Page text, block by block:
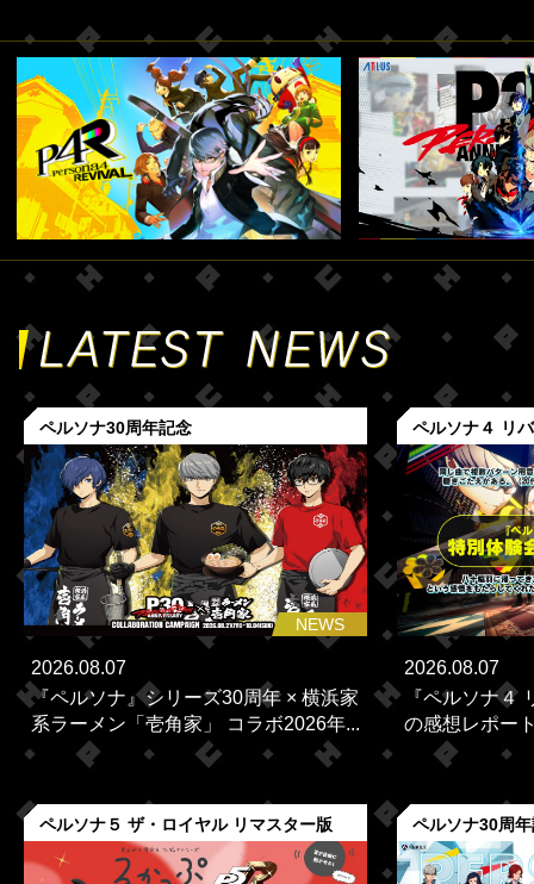
ペルソナ30周年記念
NEWS
2026.08.07
『ペルソナ』シリーズ30周年 × 横浜家
系ラーメン「壱角家」 コラボ2026年...
ペルソナ４ リ
2026.08.07
『ペルソナ４
の感想レポー
ペルソナ５ ザ・ロイヤル リマスター版 ペルソナ30周